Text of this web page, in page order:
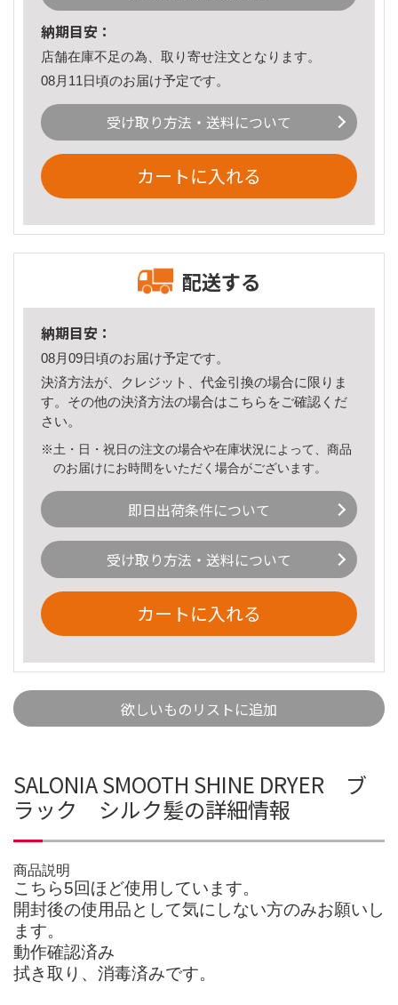
納期目安：
店舗在庫不足の為、取り寄せ注文となります。
08月11日頃のお届け予定です。
受け取り方法・送料について
カートに入れる
配送する
納期目安：
08月09日頃のお届け予定です。
決済方法が、クレジット、代金引換の場合に限りま
す。その他の決済方法の場合はこちら をご確認くだ
さい。
※土・日・祝日の注文の場合や在庫状況によって、商品
のお届けにお時間をいただく場合がございます。
即日出荷条件について
受け取り方法・送料について
カートに入れる
欲しいものリストに追加
SALONIA SMOOTH SHINE DRYER ブ
ラック シルク髪の詳細情報
商品説明
こちら5回ほど使用しています。
開封後の使用品として気にしない方のみお願いし
ます。
動作確認済み
拭き取り、消毒済みです。